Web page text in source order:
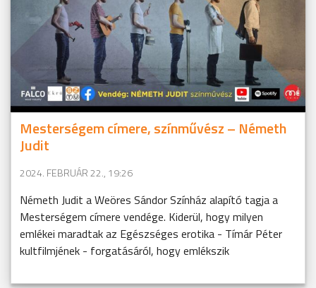
Mesterségem címere, színművész – Németh
Judit
2024. FEBRUÁR 22., 19:26
Németh Judit a Weöres Sándor Színház alapító tagja a
Mesterségem címere vendége. Kiderül, hogy milyen
emlékei maradtak az Egészséges erotika - Tímár Péter
kultfilmjének - forgatásáról, hogy emlékszik